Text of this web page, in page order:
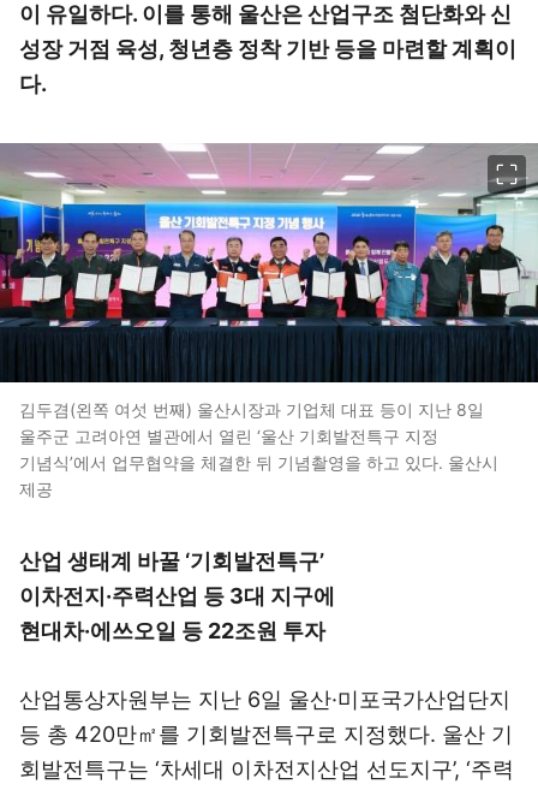
이 유일하다. 이를 통해 울산은 산업구조 첨단화와 신
성장 거점 육성, 청년층 정착 기반 등을 마련할 계획이
다.
김두겸(왼쪽 여섯 번째) 울산시장과 기업체 대표 등이 지난 8일
울주군 고려아연 별관에서 열린 ‘울산 기회발전특구 지정
기념식’에서 업무협약을 체결한 뒤 기념촬영을 하고 있다. 울산시
제공
산업 생태계 바꿀 ‘기회발전특구’
이차전지·주력산업 등 3대 지구에
현대차·에쓰오일 등 22조원 투자
산업통상자원부는 지난 6일 울산·미포국가산업단지
등 총 420만㎡를 기회발전특구로 지정했다. 울산 기
회발전특구는 ‘차세대 이차전지산업 선도지구’, ‘주력